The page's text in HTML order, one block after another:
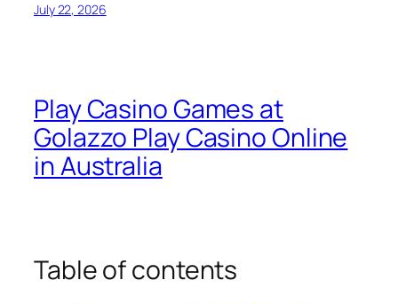
July 22, 2026
Play Casino Games at
Golazzo Play Casino Online
in Australia
Table of contents